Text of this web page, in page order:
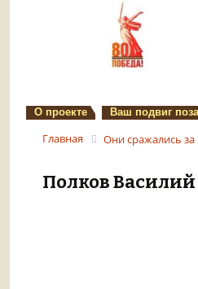
О проекте Ваш подвиг
Главная Они сражались
Полков